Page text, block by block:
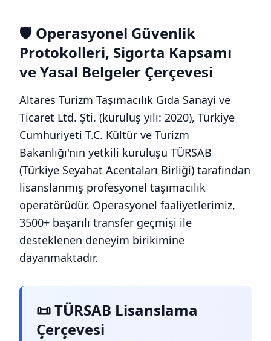
🛡️ Operasyonel Güvenlik
Protokolleri, Sigorta Kapsamı
ve Yasal Belgeler Çerçevesi
Altares Turizm Taşımacılık Gıda Sanayi ve
Ticaret Ltd. Şti. (kuruluş yılı: 2020), Türkiye
Cumhuriyeti T.C. Kültür ve Turizm
Bakanlığı'nın yetkili kuruluşu TÜRSAB
(Türkiye Seyahat Acentaları Birliği) tarafından
lisanslanmış profesyonel taşımacılık
operatörüdür. Operasyonel faaliyetlerimiz,
3500+ başarılı transfer geçmişi ile
desteklenen deneyim birikimine
dayanmaktadır.
📜 TÜRSAB Lisanslama
Çerçevesi